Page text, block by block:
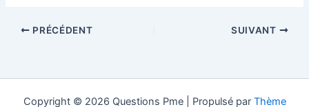
PRÉCÉDENT SUIVANT
Copyright © 2026 Questions Pme | Propulsé par Thème